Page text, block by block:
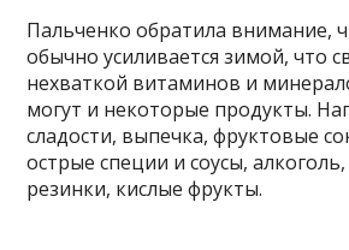
Пальченко обратила внимание,
обычно усиливается зимой, что
нехваткой витаминов и
могут и некоторые продукты.
сладости, выпечка, фруктовые
острые специи и соусы,
резинки, кислые фрукты.